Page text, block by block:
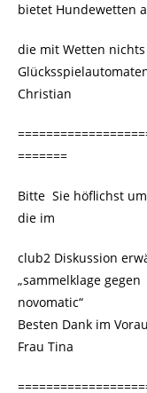
bietet Hundewetten
die mit Wetten
Christian
=======
Bitte Sie höflichst
die im
club2 Diskussion
„sammelklage gegen
novomatic“
Besten Dank im
Frau Tina